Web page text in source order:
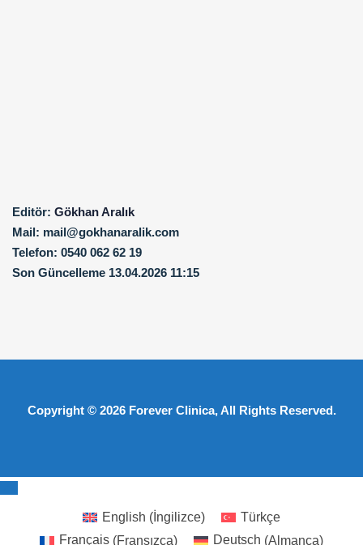
Editör: Gökhan Aralık
Mail: mail@gokhanaralik.com
Telefon: 0540 062 62 19
Son Güncelleme 13.04.2026 11:15
Copyright © 2026 Forever Clinica, All Rights Reserved.
English ( İngilizce)
Türkçe
Français (Fransızca) Deutsch (Almanca)